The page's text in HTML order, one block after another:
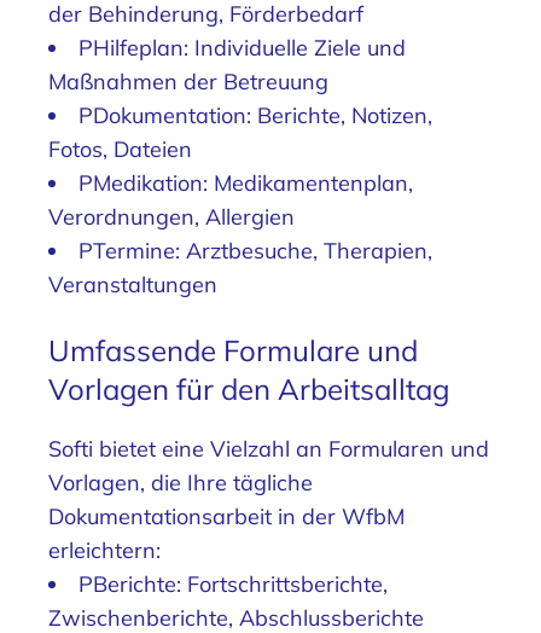
der Behinderung, Förderbedarf
PHilfeplan: Individuelle Ziele und
Maßnahmen der Betreuung
PDokumentation: Berichte, Notizen,
Fotos, Dateien
PMedikation: Medikamentenplan,
Verordnungen, Allergien
PTermine: Arztbesuche, Therapien,
Veranstaltungen
Umfassende Formulare und
Vorlagen für den Arbeitsalltag
Softi bietet eine Vielzahl an Formularen und
Vorlagen, die Ihre tägliche
Dokumentationsarbeit in der WfbM
erleichtern:
PBerichte: Fortschrittsberichte,
Zwischenberichte, Abschlussberichte